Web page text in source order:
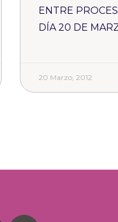
ENTRE
DÍA 20 DE
20 Marzo, 2012